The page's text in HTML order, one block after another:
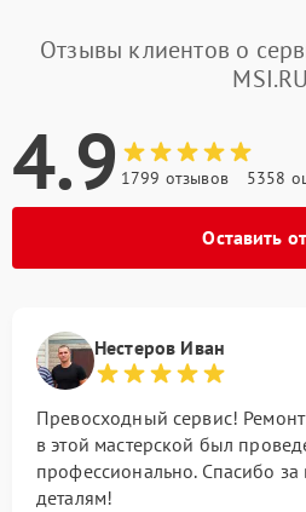
Отзывы клиентов о
MSI.RU
4.9 1799 отзывов 5358
Оставить
Нестеров Иван
Превосходный сервис!
в этой мастерской был
профессионально. Спасибо
деталям!